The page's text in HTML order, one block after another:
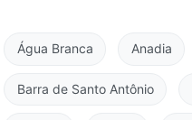
Água Branca Anadia
Barra de Santo Antônio